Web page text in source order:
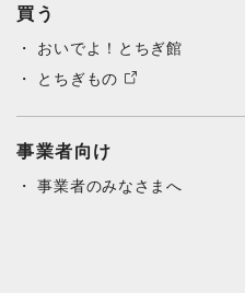
買う
おいでよ！とちぎ館
とちぎもの
事業者向け
事業者のみなさまへ